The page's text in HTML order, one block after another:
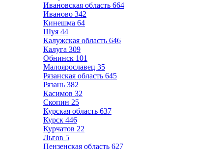
Ивановская область 664
Иваново 342
Кинешма 64
Шуя 44
Калужская область 646
Калуга 309
Обнинск 101
Малоярославец 35
Рязанская область 645
Рязань 382
Касимов 32
Скопин 25
Курская область 637
Курск 446
Курчатов 22
Льгов 5
Пензенская область 627